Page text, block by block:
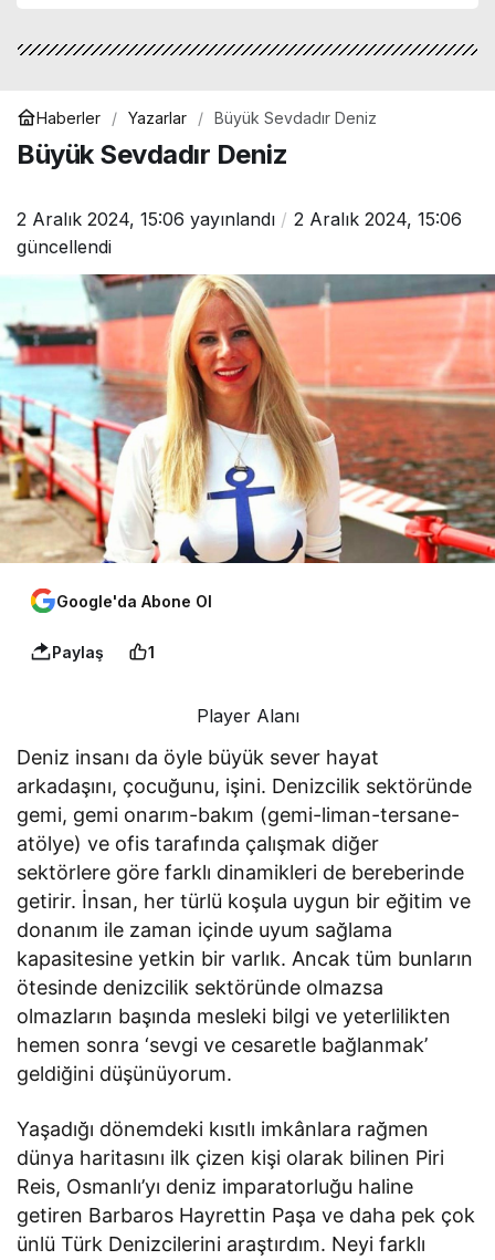
Haberler Yazarlar Büyük Sevdadır Deniz
Büyük Sevdadır Deniz
2 Aralık 2024, 15:06 yayınlandı
2 Aralık 2024, 15:06
güncellendi
Google'da Abone Ol
Paylaş 1
Player Alanı
Deniz insanı da öyle büyük sever hayat
arkadaşını, çocuğunu, işini. Denizcilik sektöründe
gemi, gemi onarım-bakım (gemi-liman-tersane-
atölye) ve ofis tarafında çalışmak diğer
sektörlere göre farklı dinamikleri de bereberinde
getirir. İnsan, her türlü koşula uygun bir eğitim ve
donanım ile zaman içinde uyum sağlama
kapasitesine yetkin bir varlık. Ancak tüm bunların
ötesinde denizcilik sektöründe olmazsa
olmazların başında mesleki bilgi ve yeterlilikten
hemen sonra ‘sevgi ve cesaretle bağlanmak’
geldiğini düşünüyorum.
Yaşadığı dönemdeki kısıtlı imkânlara rağmen
dünya haritasını ilk çizen kişi olarak bilinen Piri
Reis, Osmanlı’yı deniz imparatorluğu haline
getiren Barbaros Hayrettin Paşa ve daha pek çok
ünlü Türk Denizcilerini araştırdım. Neyi farklı